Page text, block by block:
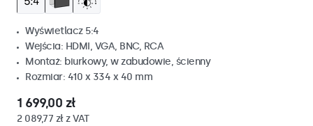
Wyświetlacz 5:4
Wejścia: HDMI, VGA, BNC, RCA
Montaż: biurkowy, w zabudowie, ścienny
Rozmiar: 410 x 334 x 40 mm
1 699,00 zł
2 089,77 zł z VAT